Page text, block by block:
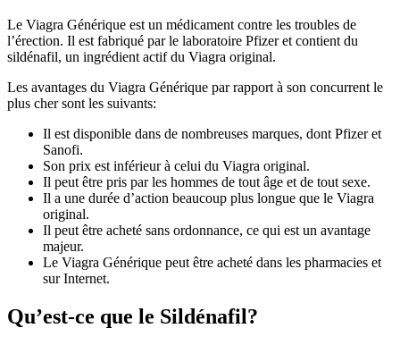
Le Viagra Générique est un médicament contre les troubles de
l’érection. Il est fabriqué par le laboratoire Pfizer et contient du
sildénafil, un ingrédient actif du Viagra original.
Les avantages du Viagra Générique par rapport à son concurrent le
plus cher sont les suivants:
Il est disponible dans de nombreuses marques, dont Pfizer et
Sanofi.
Son prix est inférieur à celui du Viagra original.
Il peut être pris par les hommes de tout âge et de tout sexe.
Il a une durée d’action beaucoup plus longue que le Viagra
original.
Il peut être acheté sans ordonnance, ce qui est un avantage
majeur.
Le Viagra Générique peut être acheté dans les pharmacies et
sur Internet.
Qu’est-ce que le Sildénafil?